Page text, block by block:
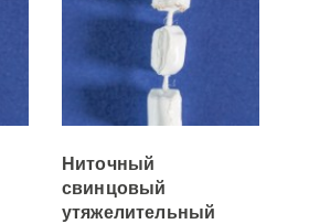
Ниточный
свинцовый
утяжелительный